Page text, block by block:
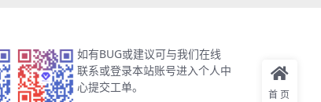
如有BUG或建议可与我们在线
联系或登录本站账号进入个人中
心提交工单。
首页